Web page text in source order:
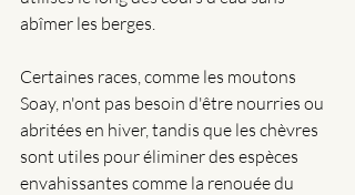
abîmer les berges.
Certaines races, comme les moutons
Soay, n'ont pas besoin d'être nourries ou
abritées en hiver, tandis que les chèvres
sont utiles pour éliminer des espèces
envahissantes comme la renouée du